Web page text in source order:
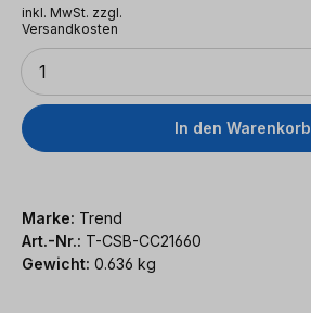
inkl. MwSt. zzgl.
Versandkosten
Anzahl
1
In den Warenkorb
Marke: Trend
Art.-Nr.: T-CSB-CC21660
Gewicht: 0.636 kg